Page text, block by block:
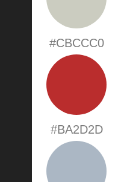
#CBCCC0
#BA2D2D